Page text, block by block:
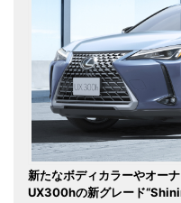
新たなボディカラーやオー
UX300hの新グレード